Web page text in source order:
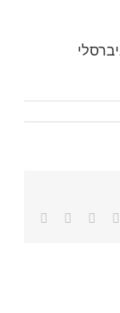
Facebook
Twitter
LinkedIn